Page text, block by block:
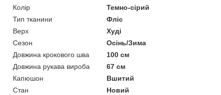
Колір
Темно-сірий
Тип тканини
Фліс
Верх
Худі
Сезон
Осінь/Зима
Довжина крокового шва
100 см
Довжина рукава вироба
67 см
Капюшон
Вшитий
Стан
Новий